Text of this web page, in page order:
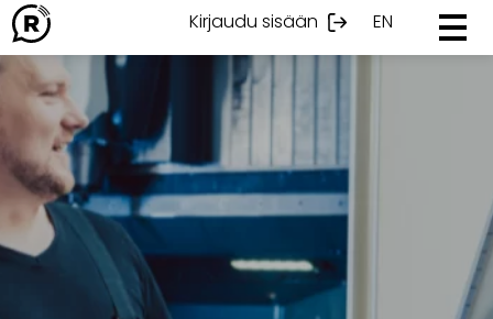
Ohita
sisältöön
Kirjaudu sisään EN